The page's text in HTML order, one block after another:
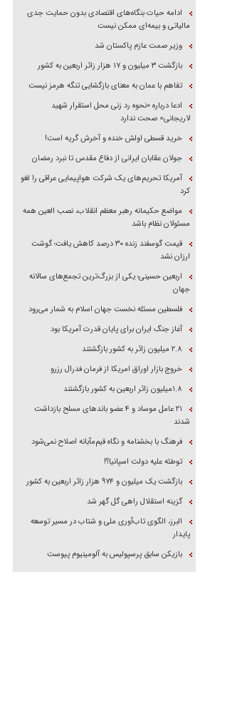
ادامه حیات بنگاه‌های اقتصادی بدون حمایت جدی
مالیاتی و بیمه‌ای ممکن نیست
وزیر صمت عازم پاکستان شد
بازگشت ۳ میلیون و ۱۷ هزار زائر اربعین به کشور
تفاهم با عمان به معنای بازگشایی تنگه هرمز نیست
ادعا درباره «نحوه رد زنی محل استقرار شهید
لاریجانی» صحت ندارد
خرید قسطی اولش خنده و آخرش گریه است!
جولان عقابان ایرانی از دفاع مقدس تا نبرد رمضان
آمریکا تحریم‌های یک شرکت هواپیمایی عراقی را لغو
کرد
مواضع حکیمانه رهبر معظم انقلاب، نصب العین همه
مسئولان نظام باشد
قیمت گوسفند زنده ۳۰ درصد کاهش یافت؛ گوشت
ارزان نشد
اربعین حسینی؛ یکی از بزرگ‌ترین تجمع‌های سالانه
جهان
فلسطین مسئله نخست جهان اسلام به شمار می‌رود
آغاز جنگ ایران برای پایان قدرت آمریکا بود
۲.۸ میلیون زائر به کشور بازگشتند
خروج بازار اوراق امریکا از فرمان فدرال رزرو
۱.۸میلیون زائر اربعین به کشور بازگشتند
۲۱ عامل موساد و ۴ عضو باند‌های مسلح بازداشت
شدند
فرهنگ با بخشنامه و نگاه قیم‌مآبانه اصلاح نمی‌شود
توطئه علیه دولت اسپانیا؟!
بازگشت یک میلیون و ۹۷۴ هزار زائر اربعین به کشور
گزینه استقلال راهی گل گهر شد
البرز، الگوی تاب‌آوری ملی و شتاب در مسیر توسعه
پایدار
بازیکن سابق پرسپولیس به آلومینیوم پیوست